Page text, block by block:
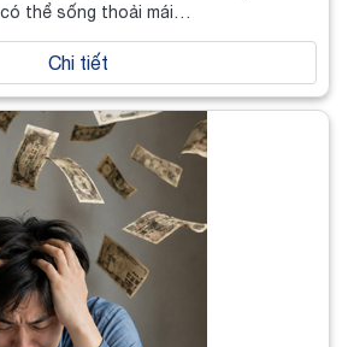
thể sống thoải mái…
Chi tiết